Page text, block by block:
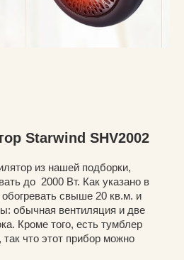
Starwind SHV2002
из нашей подборки,
до 2000 Вт. Как указано в
свыше 20 кв.м. и
обычная вентиляция и две
Кроме того, есть тумблер
что этот прибор можно